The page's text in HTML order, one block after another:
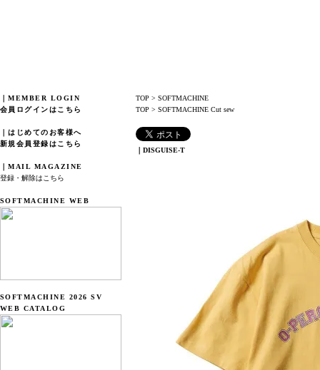
｜MEMBER LOGIN
会員ログインはこちら
｜はじめてのお客様へ
新規会員登録はこちら
｜MAIL MAGAZINE
登録・解除はこちら
SOFTMACHINE WEB
SOFTMACHINE 2026 SV
WEB CATALOG
TOP > SOFTMACHINE
TOP > SOFTMACHINE Cut sew
｜DISGUISE-T